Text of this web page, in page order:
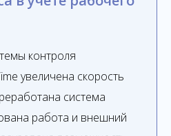
контроля
увеличена скорость
система
работа и внешний